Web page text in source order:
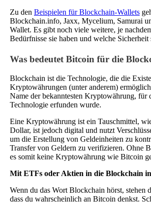
Zu den Beispielen für Blockchain-Wallets
Blockchain.info, Jaxx, Mycelium, Samurai
Wallet. Es gibt noch viele weitere, je
Bedürfnisse sie haben und welche Sicherheit
Was bedeutet Bitcoin für die
Blockchain ist die Technologie, die die
Kryptowährungen (unter anderem)
Name der bekanntesten Kryptowährung, für
Technologie erfunden wurde.
Eine Kryptowährung ist ein Tauschmittel,
Dollar, ist jedoch digital und nutzt
um die Erstellung von Geldeinheiten zu
Transfer von Geldern zu verifizieren. Ohne
es somit keine Kryptowährung wie Bitcoin
Mit ETFs oder Aktien in die Blockchain
Wenn du das Wort Blockchain hörst, stehen
dass du wahrscheinlich an Bitcoin denkst.